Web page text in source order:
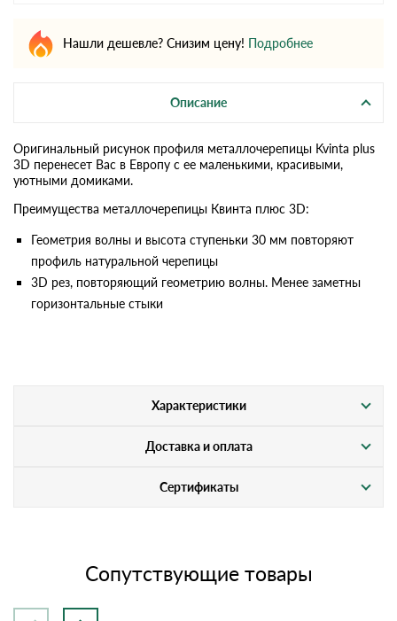
Нашли дешевле? Снизим цену! Подробнее
Описание
Оригинальный рисунок профиля металлочерепицы Kvinta plus
3D перенесет Вас в Европу с ее маленькими, красивыми,
уютными домиками.
Преимущества металлочерепицы Квинта плюс 3D:
Геометрия волны и высота ступеньки 30 мм повторяют
профиль натуральной черепицы
3D рез, повторяющий геометрию волны. Менее заметны
горизонтальные стыки
Характеристики
Доставка и оплата
Сертификаты
Сопутствующие товары